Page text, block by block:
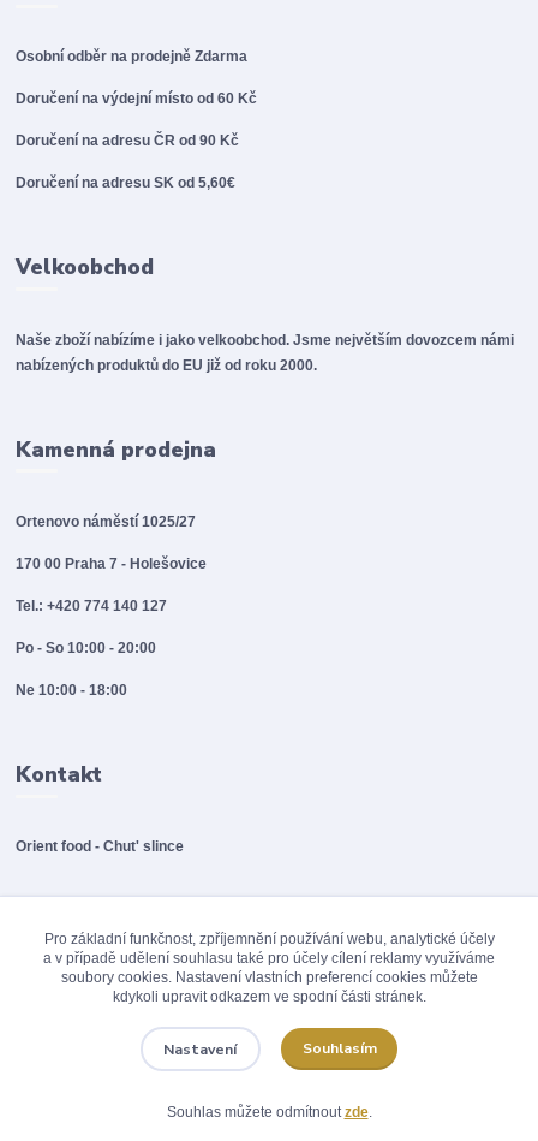
Osobní odběr na prodejněZdarma
Doručení na výdejní místo od 60 Kč
Doručení na adresu ČR od 90 Kč
Doručení na adresu SK od 5,60€
Velkoobchod
Naše zboží nabízíme i jako velkoobchod. Jsme největším dovozcem námi
nabízených produktů do EU již od roku 2000.
Kamenná prodejna
Ortenovo náměstí 1025/27
170 00 Praha 7 - Holešovice
Tel.: +420 774 140 127
Po - So 10:00 - 20:00
Ne 10:00 - 18:00
Kontakt
Orient food - Chut' slince
Pro základní funkčnost, zpříjemnění používání webu, analytické účely
a v případě udělení souhlasu také pro účely cílení reklamy využíváme
soubory cookies. Nastavení vlastních preferencí cookies můžete
kdykoli upravit odkazem ve spodní části stránek.
Nastavení Souhlasím
Souhlas můžete odmítnout zde.